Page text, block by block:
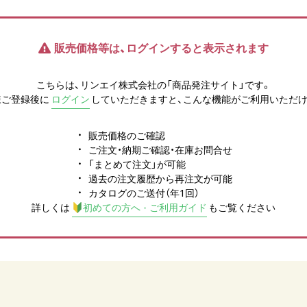
販売価格等は、ログインすると表示されます
こちらは、リンエイ株式会社の「商品発注サイト」です。
登録後に ログイン していただきますと、こんな機能がご利用いただ
販売価格のご確認
ご注文・納期ご確認・在庫お問合せ
「まとめて注文」が可能
過去の注文履歴から再注文が可能
カタログのご送付（年1回）
詳しくは
初めての方へ - ご利用ガイド もご覧ください